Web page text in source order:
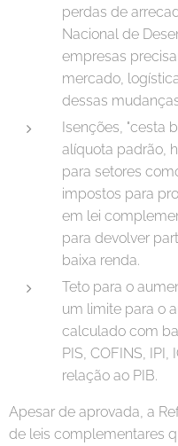
perdas de
Nacional de
empresas
mercado,
dessas
Isenções, "cesta
alíquota padrão,
para setores
impostos para
em lei
para devolver
baixa renda.
Teto para o
um limite para o
calculado com
PIS, COFINS, IPI,
relação ao PIB.
Apesar de aprovada, a
de leis complementares